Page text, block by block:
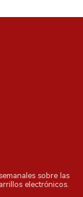
sobre las
electrónicos.